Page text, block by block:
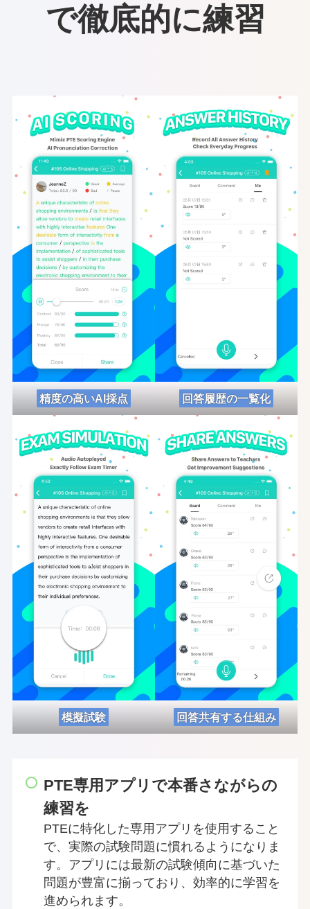
で徹底的に練習
精度の高いAI採点 回答履歴の一覧化
模擬試験 回答共有する仕組み
PTE専用アプリで本番さながらの
練習を
PTEに特化した専用アプリを使用すること
で、実際の試験問題に慣れるようになりま
す。アプリには最新の試験傾向に基づいた
問題が豊富に揃っており、効率的に学習を
進められます。